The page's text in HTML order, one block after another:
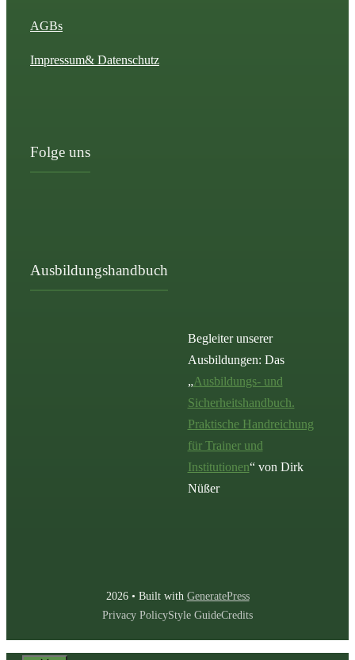
AGBs
Impressum& Datenschutz
Folge uns
Ausbildungshandbuch
Begleiter unserer
Ausbildungen: Das
„Ausbildungs- und
Sicherheitshandbuch.
Praktische Handreichung
für Trainer und
Institutionen“ von Dirk
Nüßer
2026 • Built with GeneratePress
Privacy PolicyStyle GuideCredits